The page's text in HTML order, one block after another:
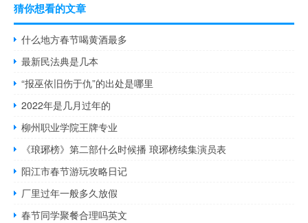
猜你想看的文章
什么地方春节喝黄酒最多
最新民法典是几本
“报巫依旧伤于仇”的出处是哪里
2022年是几月过年的
柳州职业学院王牌专业
《琅琊榜》第二部什么时候播 琅琊榜续集演员表
阳江市春节游玩攻略日记
厂里过年一般多久放假
春节同学聚餐合理吗英文